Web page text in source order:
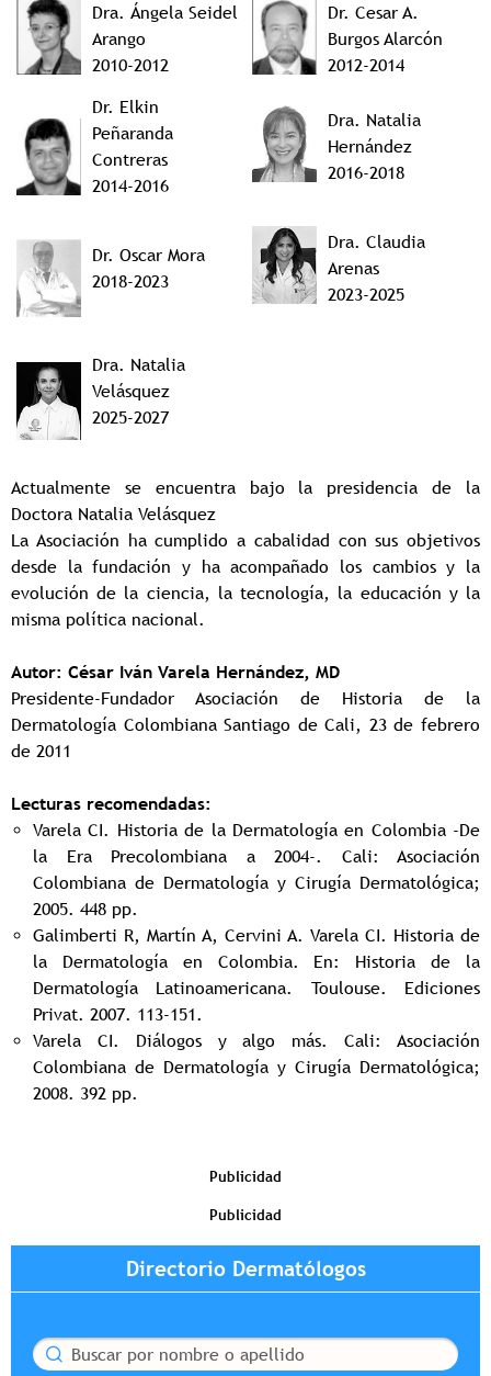
Dra. Ángela Seidel
Arango
2010-2012
Dr. Cesar A.
Burgos Alarcón
2012-2014
Dr. Elkin
Peñaranda
Contreras
2014-2016
Dra. Natalia
Hernández
2016-2018
Dr. Oscar Mora
2018-2023
Dra. Claudia
Arenas
2023-2025
Dra. Natalia
Velásquez
2025-2027
Actualmente se encuentra bajo la presidencia de la
Doctora Natalia Velásquez
La Asociación ha cumplido a cabalidad con sus objetivos
desde la fundación y ha acompañado los cambios y la
evolución de la ciencia, la tecnología, la educación y la
misma política nacional.
Autor: César Iván Varela Hernández, MD
Presidente-Fundador Asociación de Historia de la
Dermatología Colombiana Santiago de Cali, 23 de febrero
de 2011
Lecturas recomendadas:
Varela CI. Historia de la Dermatología en Colombia -De
la Era Precolombiana a 2004-. Cali: Asociación
Colombiana de Dermatología y Cirugía Dermatológica;
2005. 448 pp.
Galimberti R, Martín A, Cervini A. Varela CI. Historia de
la Dermatología en Colombia. En: Historia de la
Dermatología Latinoamericana. Toulouse. Ediciones
Privat. 2007. 113-151.
Varela CI. Diálogos y algo más. Cali: Asociación
Colombiana de Dermatología y Cirugía Dermatológica;
2008. 392 pp.
Publicidad
Publicidad
Directorio Dermatólogos
Buscar